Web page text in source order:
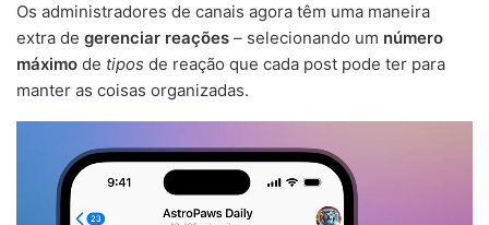
Os administradores de canais agora têm uma maneira
extra de gerenciar reações – selecionando um número
máximo de tipos de reação que cada post pode ter para
manter as coisas organizadas.